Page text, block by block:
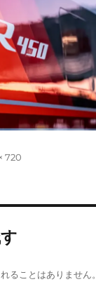
720
ることはありません。